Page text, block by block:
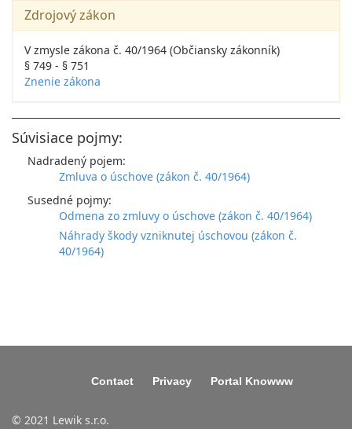
Zdrojový zákon
V zmysle zákona č. 40/1964 (Občiansky zákonník)
§ 749 - § 751
Znenie zákona
Súvisiace pojmy:
Nadradený pojem:
Zmluva o úschove (zákon č. 40/1964)
Susedné pojmy:
Odmena zo zmluvy o úschove (zákon č. 40/1964)
Náhrady škody vzniknutej úschovou (zákon č.
40/1964)
Contact Privacy Portal Knowww
© 2021 Lewik s.r.o.